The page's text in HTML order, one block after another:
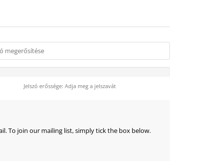
Jelszó erőssége: Adja meg a jelszavát
To join our mailing list, simply tick the box below.